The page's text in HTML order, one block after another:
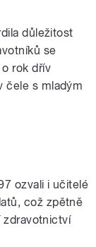
důležitost
se
rok dřív
čele s mladým
ozvali i učitelé
což zpětně
zdravotnictví